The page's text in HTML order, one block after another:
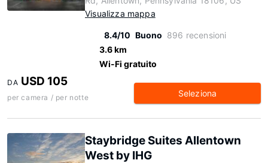
Visualizza mappa
8.4/10 Buono 896 recensioni
3.6 km
Wi-Fi gratuito
DA USD 105
per camera / per notte Seleziona
Staybridge Suites Allentown
West by IHG